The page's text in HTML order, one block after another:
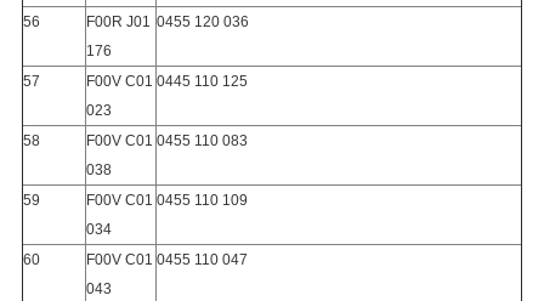
56
F00R J01
176
0455 120 036
57
F00V C01
023
0445 110 125
58
F00V C01
038
0455 110 083
59
F00V C01
034
0455 110 109
60
F00V C01
043
0455 110 047